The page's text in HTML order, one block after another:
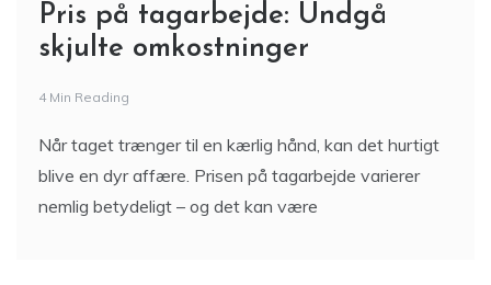
Pris på tagarbejde: Undgå
skjulte omkostninger
4 Min Reading
Når taget trænger til en kærlig hånd, kan det hurtigt
blive en dyr affære. Prisen på tagarbejde varierer
nemlig betydeligt – og det kan være